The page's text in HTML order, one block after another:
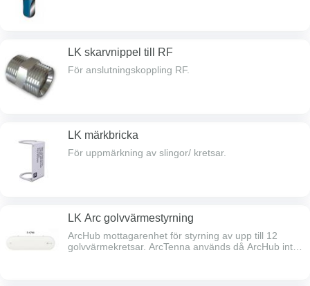
LK skarvnippel till RF
För anslutningskoppling RF.
LK märkbricka
För uppmärkning av slingor/ kretsar.
LK Arc golvvärmestyrning
ArcHub mottagarenhet för styrning av upp till 12
golvvärmekretsar. ArcTenna används då ArcHub inte